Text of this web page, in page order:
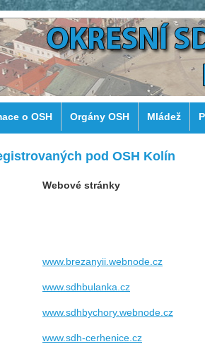
o OSH Orgány OSH Mládež
pod OSH Kolín
Webové stránky
www.brezanyii.webnode.cz
www.sdhbulanka.cz
www.sdhbychory.webnode.cz
www.sdh-cerhenice.cz